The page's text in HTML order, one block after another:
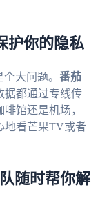
护你的隐私
大问题。 番茄
据都通过专线传
馆还是机场，
地看芒果TV或者
随时帮你解